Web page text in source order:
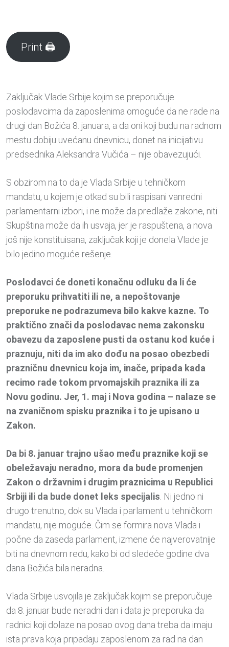
Print 🖨
Zaključak Vlade Srbije kojim se preporučuje
poslodavcima da zaposlenima omoguće da ne rade na
drugi dan Božića 8. januara, a da oni koji budu na radnom
mestu dobiju uvećanu dnevnicu, donet na inicijativu
predsednika Aleksandra Vučića – nije obavezujući.
S obzirom na to da je Vlada Srbije u tehničkom
mandatu, u kojem je otkad su bili raspisani vanredni
parlamentarni izbori, i ne može da predlaže zakone, niti
Skupština može da ih usvaja, jer je raspuštena, a nova
još nije konstituisana, zaključak koji je donela Vlade je
bilo jedino moguće rešenje.
Poslodavci će doneti konačnu odluku da li će
preporuku prihvatiti ili ne, a nepoštovanje
preporuke ne podrazumeva bilo kakve kazne. To
praktično znači da poslodavac nema zakonsku
obavezu da zaposlene pusti da ostanu kod kuće i
praznuju, niti da im ako dođu na posao obezbedi
prazničnu dnevnicu koja im, inače, pripada kada
recimo rade tokom prvomajskih praznika ili za
Novu godinu. Jer, 1. maj i Nova godina – nalaze se
na zvaničnom spisku praznika i to je upisano u
Zakon.
Da bi 8. januar trajno ušao među praznike koji se
obeležavaju neradno, mora da bude promenjen
Zakon o državnim i drugim praznicima u Republici
Srbiji ili da bude donet leks specijalis. Ni jedno ni
drugo trenutno, dok su Vlada i parlament u tehničkom
mandatu, nije moguće. Čim se formira nova Vlada i
počne da zaseda parlament, izmene će najverovatnije
biti na dnevnom redu, kako bi od sledeće godine dva
dana Božića bila neradna.
Vlada Srbije usvojila je zaključak kojim se preporučuje
da 8. januar bude neradni dan i data je preporuka da
radnici koji dolaze na posao ovog dana treba da imaju
ista prava koja pripadaju zaposlenom za rad na dan